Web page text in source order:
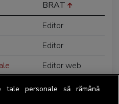
BRAT
Editor
Editor
Editor web
personale să rămână